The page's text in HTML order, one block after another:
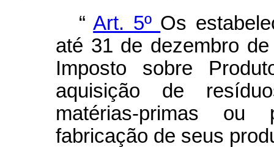
“Art. 5º Os
até 31 de dezembro
Imposto sobre
aquisição de
matérias-primas ou
fabricação de seus